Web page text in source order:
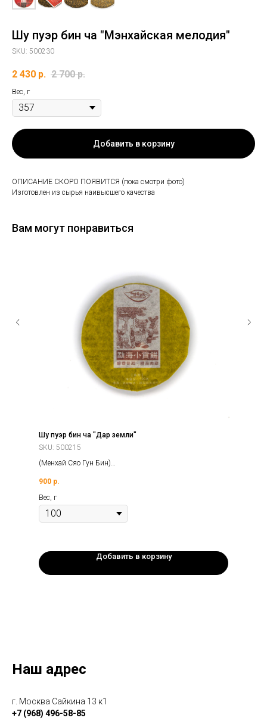
Шу пуэр бин ча "Мэнхайская мелодия"
SKU: 500230
2 430 р. 2 700 р.
Вес, г
Добавить в корзину
ОПИСАНИЕ СКОРО ПОЯВИТСЯ (пока смотри фото)
Изготовлен из сырья наивысшего качества
Вам могут понравиться
Шу пуэр бин ча "Дар земли"
SKU: 500215
(Менхай Сяо Гун Бин)
Год: 2014г.
Фабрика: Юньнань Сишуанбаньна Бохай.
900 р.
Вес, г
Добавить в корзину
Наш адрес
г. Москва Сайкина 13 к1
+7 (968) 496-58-85